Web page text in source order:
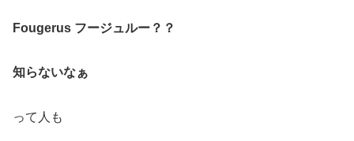
Fougerus フージュルー？？
知らないなぁ
って人も